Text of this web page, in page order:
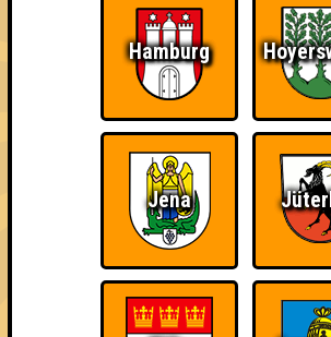
Hamburg
Jena